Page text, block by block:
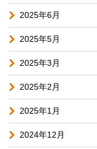
2025年6月
2025年5月
2025年3月
2025年2月
2025年1月
2024年12月